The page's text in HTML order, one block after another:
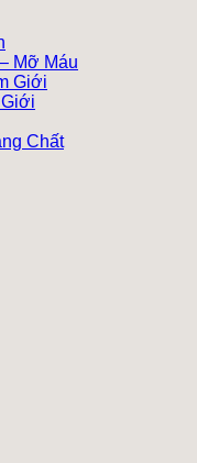
Mỡ Máu
Giới
Chất